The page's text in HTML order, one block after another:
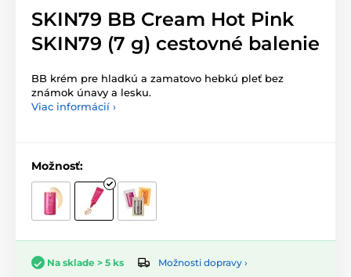
SKIN79 BB Cream Hot Pink
SKIN79 (7 g) cestovné balenie
BB krém pre hladkú a zamatovo hebkú pleť bez
známok únavy a lesku.
Viac informácií ›
Možnosť:
Na sklade > 5 ks
Možnosti dopravy ›